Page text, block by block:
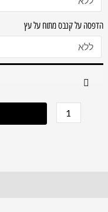
הדפסה על קנבס מתוח על עץ
על
קנבס
זכוכית
מחוסמת